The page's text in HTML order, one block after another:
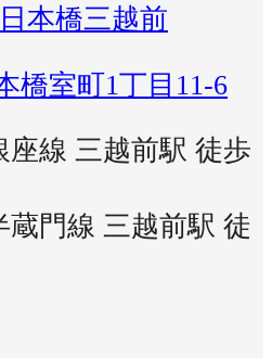
本橋三越前
橋室町1丁目11-6
線 三越前駅 徒歩
門線 三越前駅 徒